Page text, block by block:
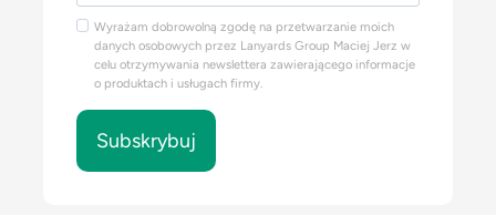
Wyrażam dobrowolną zgodę na przetwarzanie moich
danych osobowych przez Lanyards Group Maciej Jerz w
celu otrzymywania newslettera zawierającego informacje
o produktach i usługach firmy.
Subskrybuj